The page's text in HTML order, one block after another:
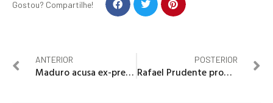
Gostou? Compartilhe!
ANTERIOR
Maduro acusa ex-presidente colombiano de plano para assassiná-lo
POSTERIOR
Rafael Prudente promete apoio da CLDF ao setor produtivo